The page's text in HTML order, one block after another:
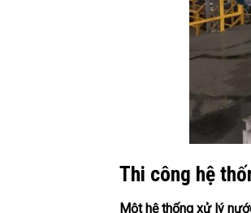
Thi công hệ
Một hệ thống xử lý